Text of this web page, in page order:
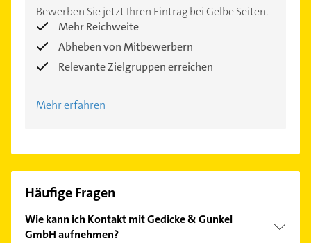
Bewerben Sie jetzt Ihren Eintrag bei Gelbe Seiten.
Mehr Reichweite
Abheben von Mitbewerbern
Relevante Zielgruppen erreichen
Mehr erfahren
Häufige Fragen
Wie kann ich Kontakt mit Gedicke & Gunkel
GmbH aufnehmen?